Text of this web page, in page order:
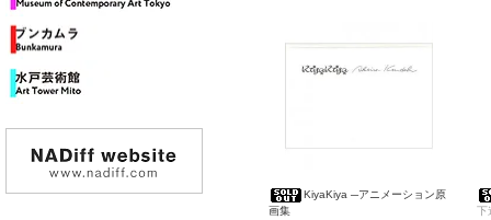
KiyaKiya ─アニメーション原
画集
下